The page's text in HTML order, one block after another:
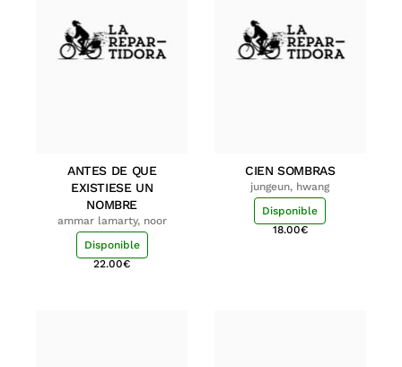
ANTES DE QUE
EXISTIESE UN
NOMBRE
ammar lamarty, noor
Disponible
22.00€
CIEN SOMBRAS
jungeun, hwang
Disponible
18.00€